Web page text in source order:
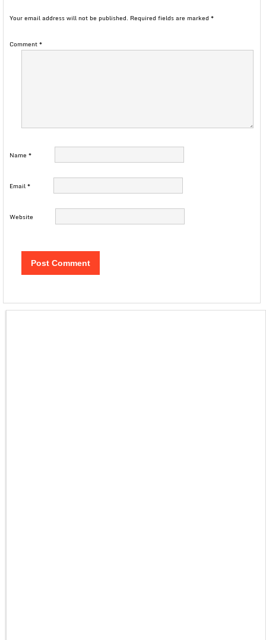
Your email address will not be published. Required fields are marked *
Comment*
Name *
Email*
Website